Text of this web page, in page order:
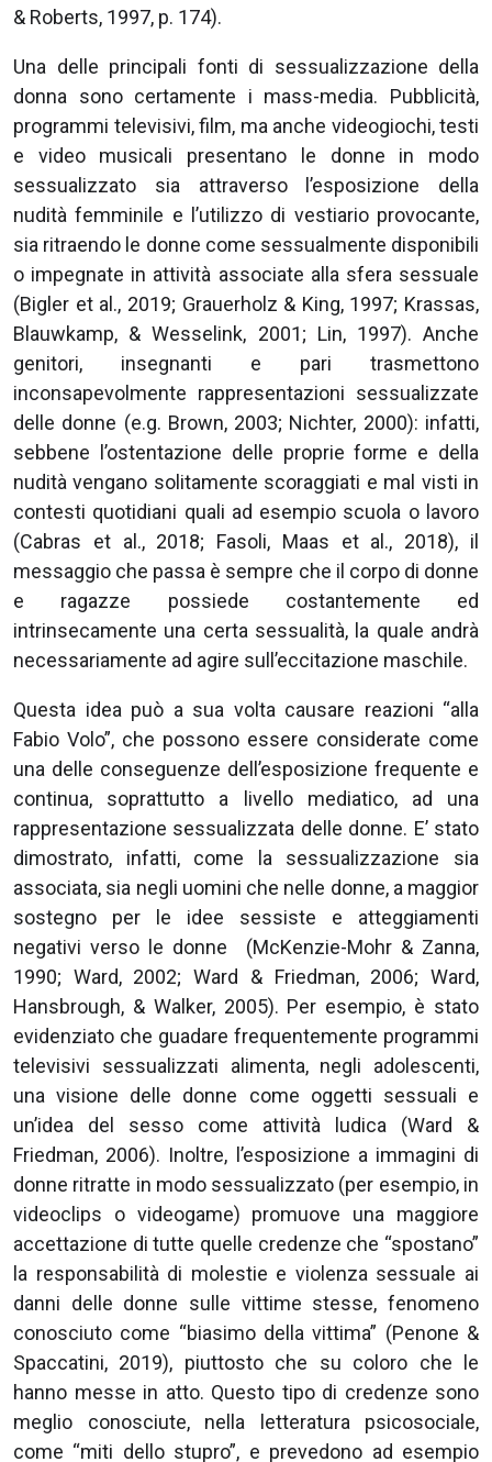
& Roberts, 1997, p. 174).
Una delle principali fonti di sessualizzazione della
donna sono certamente i mass-media. Pubblicità,
programmi televisivi, film, ma anche videogiochi, testi
e video musicali presentano le donne in modo
sessualizzato sia attraverso l’esposizione della
nudità femminile e l’utilizzo di vestiario provocante,
sia ritraendo le donne come sessualmente disponibili
o impegnate in attività associate alla sfera sessuale
(Bigler et al., 2019; Grauerholz & King, 1997; Krassas,
Blauwkamp, & Wesselink, 2001; Lin, 1997). Anche
genitori, insegnanti e pari trasmettono
inconsapevolmente rappresentazioni sessualizzate
delle donne (e.g. Brown, 2003; Nichter, 2000): infatti,
sebbene l’ostentazione delle proprie forme e della
nudità vengano solitamente scoraggiati e mal visti in
contesti quotidiani quali ad esempio scuola o lavoro
(Cabras et al., 2018; Fasoli, Maas et al., 2018), il
messaggio che passa è sempre che il corpo di donne
e ragazze possiede costantemente ed
intrinsecamente una certa sessualità, la quale andrà
necessariamente ad agire sull’eccitazione maschile.
Questa idea può a sua volta causare reazioni “alla
Fabio Volo”, che possono essere considerate come
una delle conseguenze dell’esposizione frequente e
continua, soprattutto a livello mediatico, ad una
rappresentazione sessualizzata delle donne. E’ stato
dimostrato, infatti, come la sessualizzazione sia
associata, sia negli uomini che nelle donne, a maggior
sostegno per le idee sessiste e atteggiamenti
negativi verso le donne (McKenzie-Mohr & Zanna,
1990; Ward, 2002; Ward & Friedman, 2006; Ward,
Hansbrough, & Walker, 2005). Per esempio, è stato
evidenziato che guadare frequentemente programmi
televisivi sessualizzati alimenta, negli adolescenti,
una visione delle donne come oggetti sessuali e
un’idea del sesso come attività ludica (Ward &
Friedman, 2006). Inoltre, l’esposizione a immagini di
donne ritratte in modo sessualizzato (per esempio, in
videoclips o videogame) promuove una maggiore
accettazione di tutte quelle credenze che “spostano”
la responsabilità di molestie e violenza sessuale ai
danni delle donne sulle vittime stesse, fenomeno
conosciuto come “biasimo della vittima” (Penone &
Spaccatini, 2019), piuttosto che su coloro che le
hanno messe in atto. Questo tipo di credenze sono
meglio conosciute, nella letteratura psicosociale,
come “miti dello stupro”, e prevedono ad esempio